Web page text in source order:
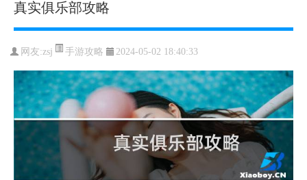
真实俱乐部攻略
网友:zsj 手游攻略 2024-05-02 18:40:33